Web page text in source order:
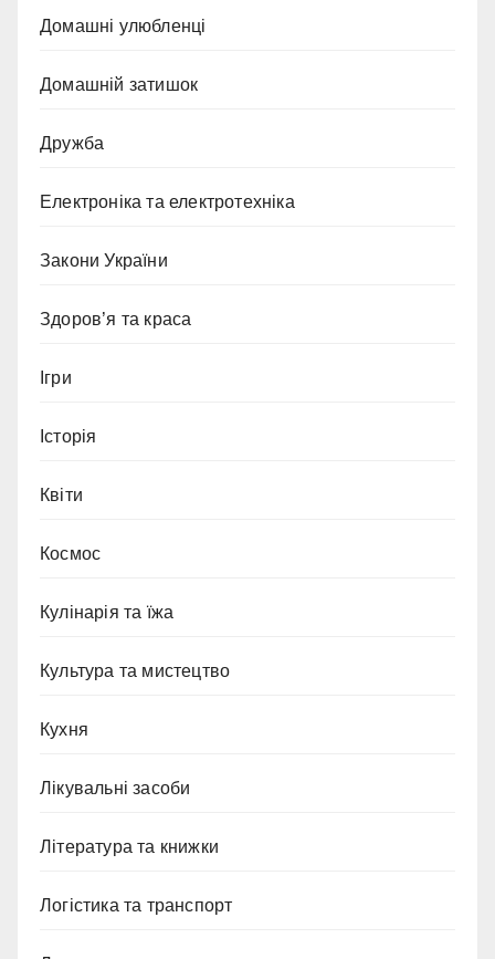
Домашні улюбленці
Домашній затишок
Дружба
Електроніка та електротехніка
Закони України
Здоров’я та краса
Ігри
Історія
Квіти
Космос
Кулінарія та їжа
Культура та мистецтво
Кухня
Лікувальні засоби
Література та книжки
Логістика та транспорт